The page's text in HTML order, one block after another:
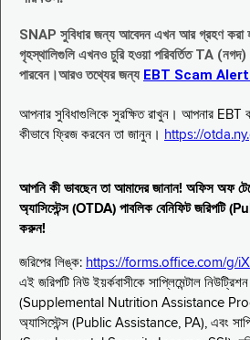
SNAP সুবিধার জন্য আবেদন এখন আর গ্রহণ করা
গৃহস্থালিগুলি এখনও চুরি হওয়া পরিবর্তিত TA
পারবেন।আরও তথ্যের জন্য EBT Scam Alert
আপনার সুবিধাগুলিকে সুরক্ষিত রাখুন। আপনার EBT
কীভাবে ফ্রিজ করবেন তা জানুন। https://
আপনি কী ভাবছেন তা আমাদের জানান! অফিস অফ
অ্যাসিস্টেন্স (OTDA) পাবলিক বেনিফিট
করুন!
জরিপের লিঙ্ক: https://forms.office.com/g/
এই জরিপটি নিউ ইয়র্কবাসীকে সাপ্লিমেন্টাল
(Supplemental Nutrition Assistance
অ্যাসিস্টেন্স (Public Assistance, PA), এবং